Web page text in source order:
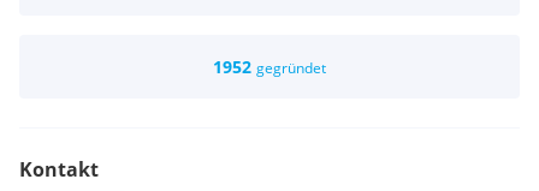
1952 gegründet
Kontakt